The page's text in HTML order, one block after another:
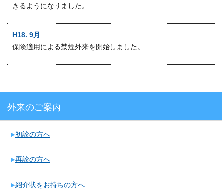
きるようになりました。
H18. 9月
保険適用による禁煙外来を開始しました。
外来のご案内
初診の方へ
再診の方へ
紹介状をお持ちの方へ